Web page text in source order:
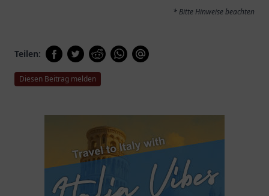
* Bitte Hinweise beachten
Teilen:
Diesen Beitrag melden